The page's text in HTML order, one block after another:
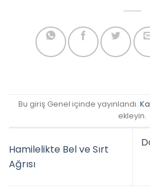
Bu giriş Genel içinde yayınlandı.
ekleyin.
Hamilelikte Bel ve Sırt
Ağrısı